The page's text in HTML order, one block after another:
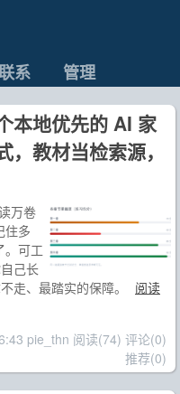
系 管理
本地优先的 AI 家
教材当检索源，
万卷
住多
。可工
己长
走、最踏实的保障。
阅读
pie_thn 阅读(74) 评论(0)
推荐(0)